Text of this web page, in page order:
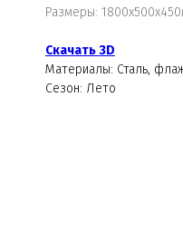
Размеры:
Скачать 3D
Материалы: Сталь,
Сезон: Лето